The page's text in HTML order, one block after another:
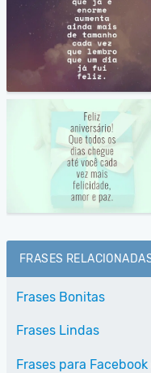
FRASES
Frases Bonitas
Frases Lindas
Frases para